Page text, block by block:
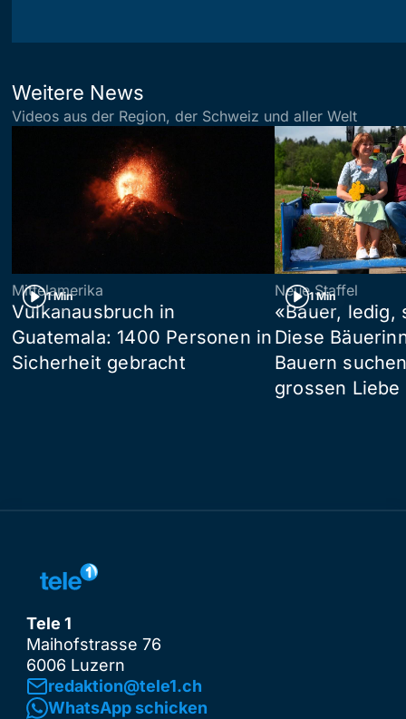
Weitere News
Videos aus der Region, der Schweiz und aller Welt
1 Min
Mittelamerika
Vulkanausbruch in
Guatemala: 1400 Personen in
Sicherheit gebracht
1 Min
Neue Staffel
«Bauer, ledig,
Diese
Bauern
grossen Liebe
Tele 1
Maihofstrasse 76
6006 Luzern
redaktion@tele1.ch
WhatsApp schicken